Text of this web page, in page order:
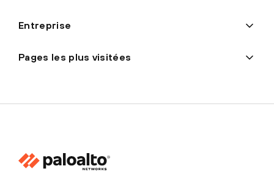
Entreprise
Pages les plus visitées